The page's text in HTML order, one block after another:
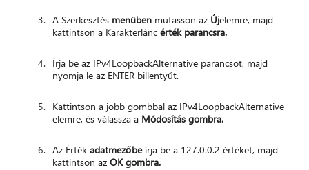
A Szerkesztés menüben mutasson az Újelemre, majd
kattintson a Karakterláncérték parancsra.
Írja be az IPv4LoopbackAlternative parancsot, majd
nyomja le az ENTER billentyűt.
Kattintson a jobb gombbal az IPv4LoopbackAlternative
elemre, és válassza a Módosítás gombra.
Az Értékadatmezőbeírja be a 127.0.0.2 értéket, majd
kattintson azOK gombra.